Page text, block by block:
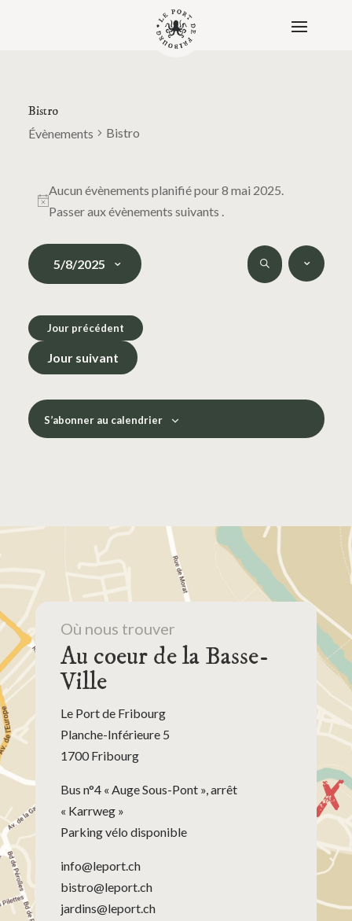
Bistro
Évènements Bistro
for
8
2025
Notice
Aucun évènements planifié pour 8 mai 2025.
Passer auxévènements suivants .
Recherche
et Recherche
de
vues
5/8/2025
une
date.
Jour précédent
Jour suivant
S’abonner au calendrier
Où nous trouver
Au coeur de la Basse-
Ville
Le Port de Fribourg
Planche-Inférieure 5
1700 Fribourg
Bus n°4 « Auge Sous-Pont », arrêt
« Karrweg »
Parking vélo disponible
info@leport.ch
bistro@leport.ch
jardins@leport.ch